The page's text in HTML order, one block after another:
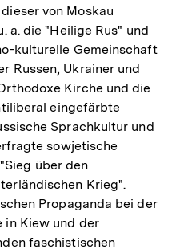
von Moskau
a. die "Heilige Rus" und
kulturelle Gemeinschaft
Russen, Ukrainer und
Kirche und die
eingefärbte
Sprachkultur und
sowjetische
über den
Krieg".
Propaganda bei der
in Kiew und der
faschistischen